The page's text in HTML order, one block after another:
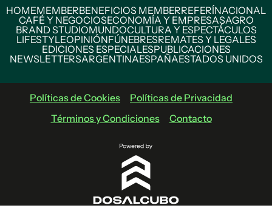
HOMEMEMBERBENEFICIOS MEMBERREFERÍNACIONAL
CAFÉ Y NEGOCIOSECONOMÍA Y EMPRESASAGRO
BRAND STUDIOMUNDOCULTURA Y ESPECTÁCULOS
LIFESTYLEOPINIÓNFÚNEBRESREMATES Y LEGALES
EDICIONES ESPECIALESPUBLICACIONES
NEWSLETTERSARGENTINAESPAÑAESTADOS UNIDOS
Políticas de Cookies
Políticas de Privacidad
Términos y Condiciones
Contacto